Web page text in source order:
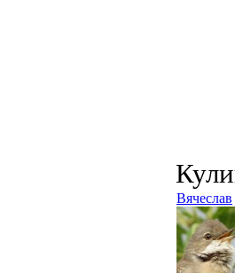
Вячеслав